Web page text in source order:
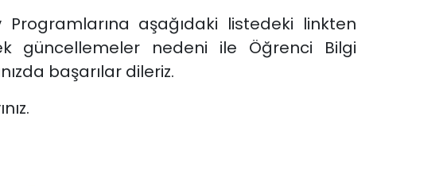
aşağıdaki listedeki linkten
güncellemeler nedeni ile Öğrenci Bilgi
başarılar dileriz.